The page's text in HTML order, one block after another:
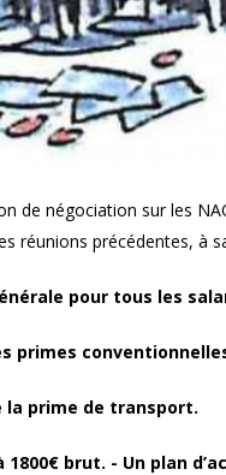
de négociation sur les
réunions précédentes, à
pour tous les
primes
la prime de transport.
1800€ brut. - Un plan